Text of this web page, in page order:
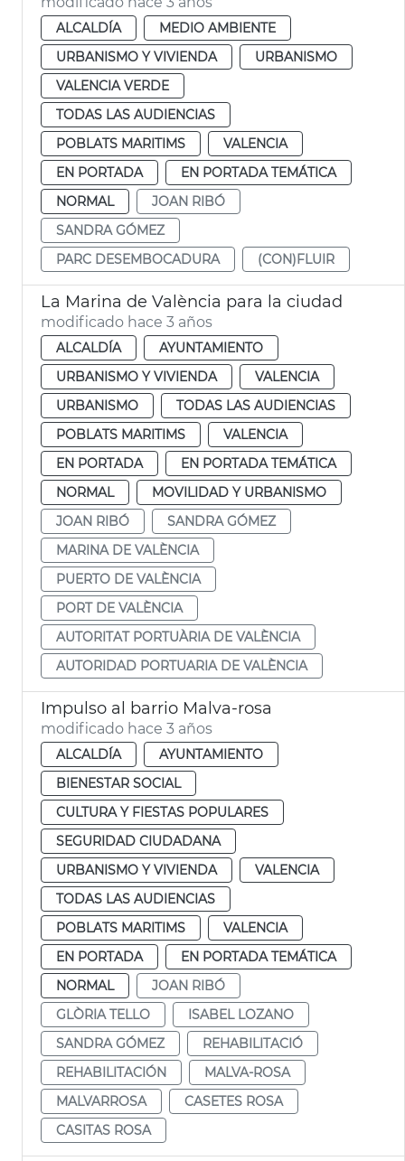
ALCALDÍA
MEDIO AMBIENTE
URBANISMO Y VIVIENDA
URBANISMO
VALENCIA VERDE
TODAS LAS AUDIENCIAS
POBLATS MARITIMS
VALENCIA
EN PORTADA
EN PORTADA TEMÁTICA
NORMAL
JOAN RIBÓ
SANDRA GÓMEZ
PARC DESEMBOCADURA
(CON)FLUIR
La Marina de València para la ciudad
modificado hace 3 años
ALCALDÍA
AYUNTAMIENTO
URBANISMO Y VIVIENDA
VALENCIA
URBANISMO
TODAS LAS AUDIENCIAS
POBLATS MARITIMS
VALENCIA
EN PORTADA
EN PORTADA TEMÁTICA
NORMAL
MOVILIDAD Y URBANISMO
JOAN RIBÓ
SANDRA GÓMEZ
MARINA DE VALÈNCIA
PUERTO DE VALÈNCIA
PORT DE VALÈNCIA
AUTORITAT PORTUÀRIA DE VALÈNCIA
AUTORIDAD PORTUARIA DE VALÈNCIA
Impulso al barrio Malva-rosa
modificado hace 3 años
ALCALDÍA
AYUNTAMIENTO
BIENESTAR SOCIAL
CULTURA Y FIESTAS POPULARES
SEGURIDAD CIUDADANA
URBANISMO Y VIVIENDA
VALENCIA
TODAS LAS AUDIENCIAS
POBLATS MARITIMS
VALENCIA
EN PORTADA
EN PORTADA TEMÁTICA
NORMAL
JOAN RIBÓ
GLÒRIA TELLO
ISABEL LOZANO
SANDRA GÓMEZ
REHABILITACIÓ
REHABILITACIÓN
MALVA-ROSA
MALVARROSA
CASETES ROSA
CASITAS ROSA